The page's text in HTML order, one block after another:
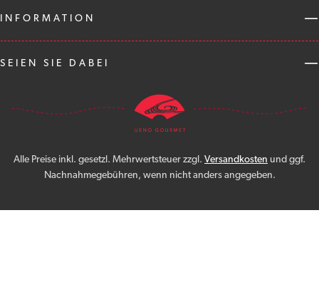
INFORMATION
SEIEN SIE DABEI
Alle Preise inkl. gesetzl. Mehrwertsteuer zzgl. Versandkosten und ggf.
Nachnahmegebühren, wenn nicht anders angegeben.